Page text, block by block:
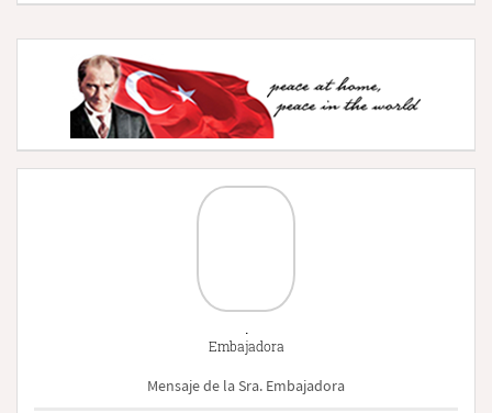
.
Embajadora
Mensaje de la Sra. Embajadora